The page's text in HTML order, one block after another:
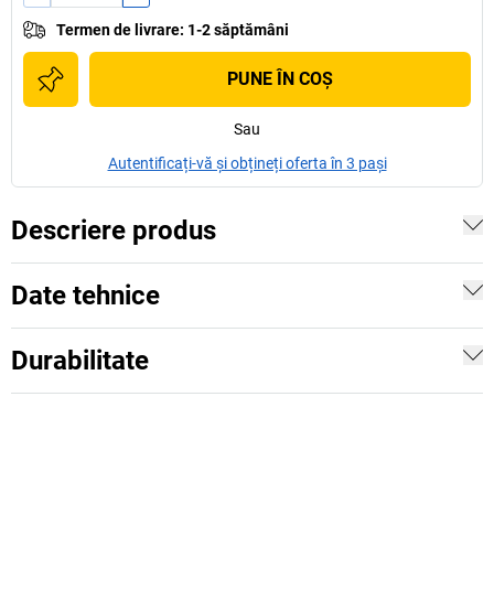
Termen de livrare: 1-2 săptămâni
PUNE ÎN COŞ
Sau
Autentificați-vă și obțineți oferta în 3 pași
Descriere produs
Date tehnice
Durabilitate